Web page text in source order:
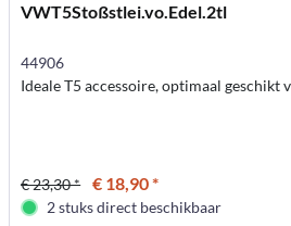
VWT5Stoßstlei.vo.Edel.2tl
44906
Ideale T5 accessoire, optimaal geschikt
€ 23,30 * € 18,90 *
2 stuks direct beschikbaar